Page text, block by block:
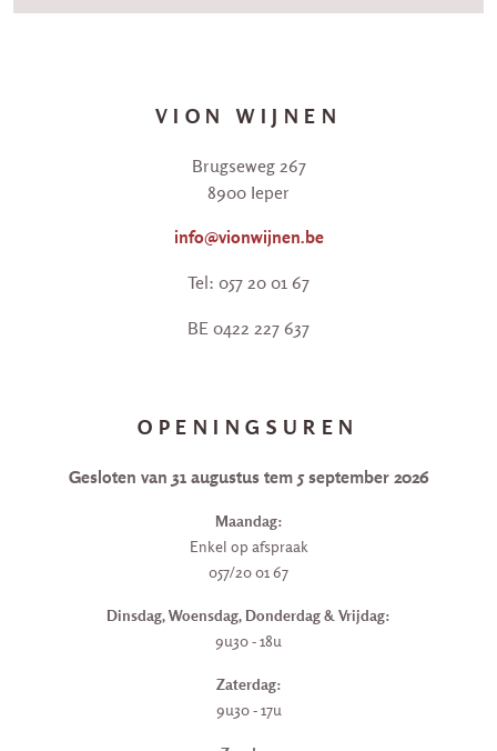
VION WIJNEN
Brugseweg 267
8900 Ieper
info@vionwijnen.be
Tel: 057 20 01 67
BE 0422 227 637
OPENINGSUREN
Gesloten van 31 augustus tem 5 september 2026
Maandag:
Enkel op afspraak
057/20 01 67
Dinsdag, Woensdag, Donderdag & Vrijdag:
9u30 - 18u
Zaterdag:
9u30 - 17u